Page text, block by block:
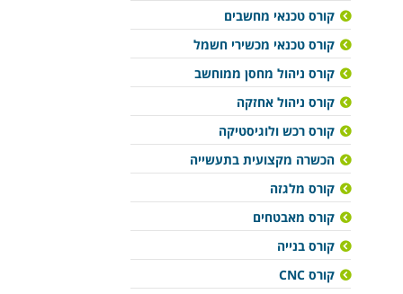
קורס טכנאי מחשבים
קורס טכנאי מכשירי חשמל
קורס ניהול מחסן ממוחשב
קורס ניהול אחזקה
קורס רכש ולוגיסטיקה
הכשרה מקצועית בתעשייה
קורס מלגזה
קורס מאבטחים
קורס בנייה
קורס CNC